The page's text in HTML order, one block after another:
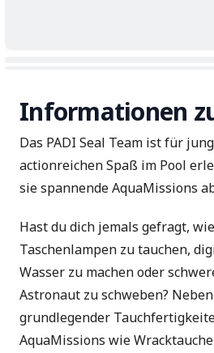
Informationen
Das PADI Seal Team ist für
actionreichen Spaß im Pool
sie spannende AquaMissions
Hast du dich jemals gefragt,
Taschenlampen zu tauchen,
Wasser zu machen oder
Astronaut zu schweben?
grundlegender
AquaMissions wie